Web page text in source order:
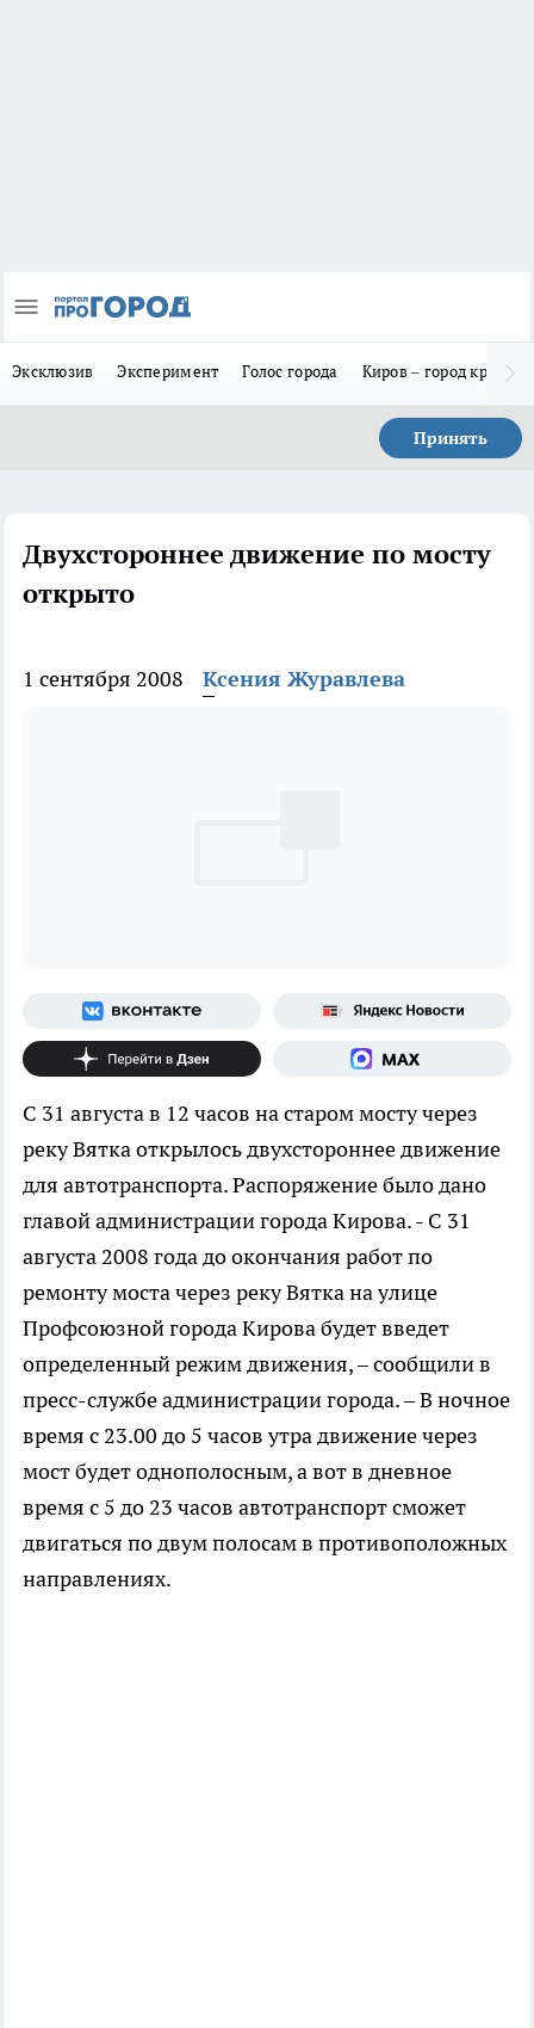
Эксклюзив Эксперимент Голос города Киров – город
Принять
Двухстороннее движение по мосту
открыто
1 сентября 2008 Ксения Журавлева
С 31 августа в 12 часов на старом мосту через
реку Вятка открылось двухстороннее движение
для автотранспорта.Распоряжение было дано
главой администрации города Кирова. - С 31
августа 2008 года до окончания работ по
ремонту моста через реку Вятка на улице
Профсоюзной города Кирова будет введет
определенный режим движения, – сообщили в
пресс-службе администрации города. – В ночное
время с 23.00 до 5 часов утра движение через
мост будет однополосным, а вот в дневное
время с 5 до 23 часов автотранспорт сможет
двигаться по двум полосам в противоположных
направлениях.